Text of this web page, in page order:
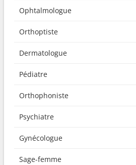
Ophtalmologue
Orthoptiste
Dermatologue
Pédiatre
Orthophoniste
Psychiatre
Gynécologue
Sage-femme